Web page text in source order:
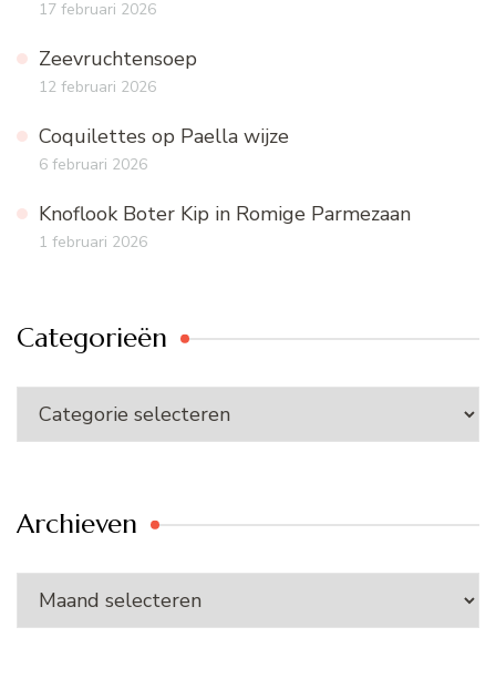
17 februari 2026
Zeevruchtensoep
12 februari 2026
Coquilettes op Paella wijze
6 februari 2026
Knoflook Boter Kip in Romige Parmezaan
1 februari 2026
Categorieën
Categorieën
Archieven
Archieven